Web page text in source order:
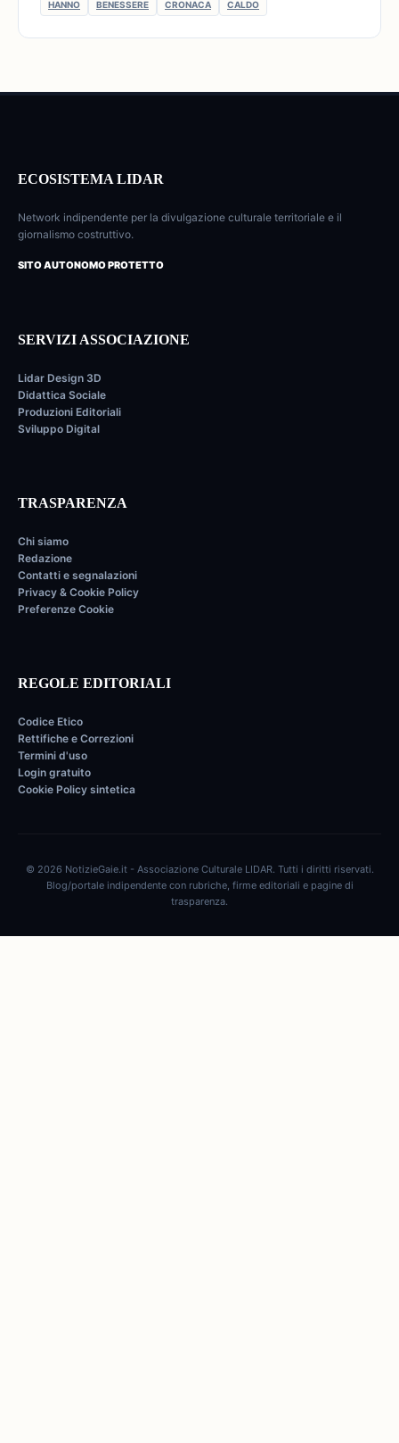
HANNO BENESSERE CRONACA CALDO
ECOSISTEMA LIDAR
Network indipendente per la divulgazione culturale territoriale e il
giornalismo costruttivo.
SITO AUTONOMO PROTETTO
SERVIZI ASSOCIAZIONE
Lidar Design 3D
Didattica Sociale
Produzioni Editoriali
Sviluppo Digital
TRASPARENZA
Chi siamo
Redazione
Contatti e segnalazioni
Privacy & Cookie Policy
Preferenze Cookie
REGOLE EDITORIALI
Codice Etico
Rettifiche e Correzioni
Termini d'uso
Login gratuito
Cookie Policy sintetica
© 2026 NotizieGaie.it - Associazione Culturale LIDAR. Tutti i diritti riservati.
Blog/portale indipendente con rubriche, firme editoriali e pagine di
trasparenza.